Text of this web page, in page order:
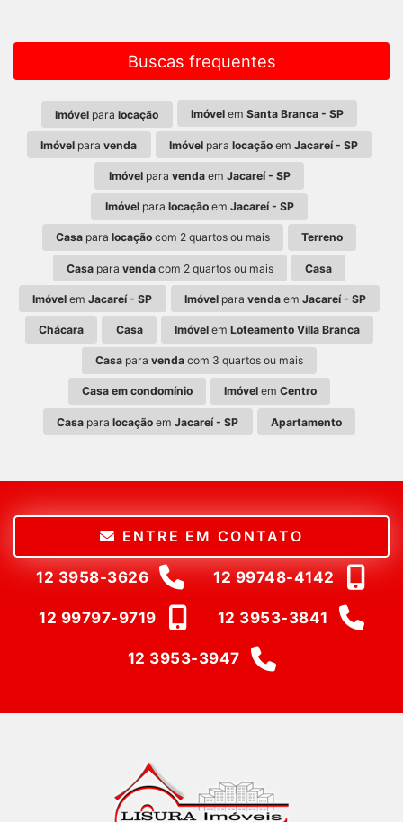
Buscas frequentes
Imóvel paralocação Imóvelem Santa Branca - SP
Imóvel paravenda Imóvelpara locaçãoem Jacareí - SP
Imóvelpara vendaem Jacareí - SP
Imóvelpara locaçãoem Jacareí - SP
Casapara locaçãocom 2 quartos ou mais Terreno
Casapara vendacom 2 quartos ou mais Casa
Imóvel emJacareí - SP Imóvelpara vendaem Jacareí - SP
Chácara Casa Imóvelem Loteamento Villa Branca
Casa para venda com 3 quartos ou mais
Casa em condomínio Imóvel emCentro
Casa paralocação emJacareí - SP Apartamento
ENTRE EM CONTATO
12 3958-3626 12 99748-4142
12 99797-9719 12 3953-3841
12 3953-3947